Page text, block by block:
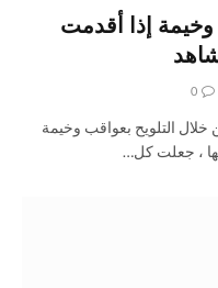
وخيمة إذا أقدمت
0
خلال التلويح بعواقب وخيمة
، جعلت كل…